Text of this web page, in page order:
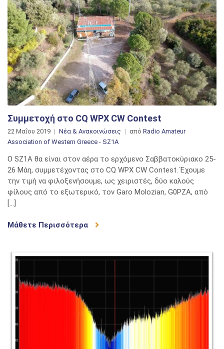
Συμμετοχή στο CQ WPX CW Contest
22 Μαΐου 2019 Νέα & Ανακοινώσεις από Radio Amateur
Association of Western Greece - SZ1A
Ο SZ1A θα είναι στον αέρα το ερχόμενο Σαββατοκύριακο 25-
26 Μάη, συμμετέχοντας στο CQ WPX CW Contest. Έχουμε
την τιμή να φιλοξενήσουμε, ως χειριστές, δύο καλούς
φίλους από το εξωτερικό, τον Garo Molozian, G0PZA, από
[…]
Μάθετε Περισσότερα